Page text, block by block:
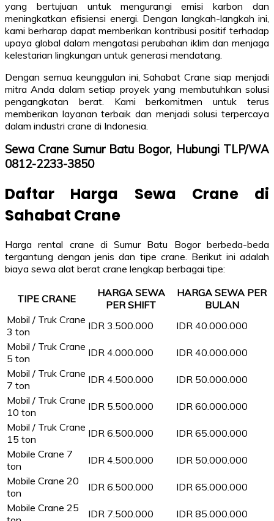
yang bertujuan untuk mengurangi emisi karbon dan
meningkatkan efisiensi energi. Dengan langkah-langkah ini,
kami berharap dapat memberikan kontribusi positif terhadap
upaya global dalam mengatasi perubahan iklim dan menjaga
kelestarian lingkungan untuk generasi mendatang.
Dengan semua keunggulan ini, Sahabat Crane siap menjadi
mitra Anda dalam setiap proyek yang membutuhkan solusi
pengangkatan berat. Kami berkomitmen untuk terus
memberikan layanan terbaik dan menjadi solusi terpercaya
dalam industri crane di Indonesia.
Sewa Crane Sumur Batu Bogor, Hubungi TLP/WA
0812-2233-3850
Daftar Harga Sewa Crane di
Sahabat Crane
Harga rental crane di Sumur Batu Bogor berbeda-beda
tergantung dengan jenis dan tipe crane. Berikut ini adalah
biaya sewa alat berat crane lengkap berbagai tipe:
TIPE CRANE
HARGA SEWA
PER SHIFT
HARGA SEWA PER
BULAN
Mobil / Truk Crane
3 ton
IDR 3.500.000
IDR 40.000.000
Mobil / Truk Crane
5 ton
IDR 4.000.000
IDR 40.000.000
Mobil / Truk Crane
7 ton
IDR 4.500.000
IDR 50.000.000
Mobil / Truk Crane
10 ton
IDR 5.500.000
IDR 60.000.000
Mobil / Truk Crane
15 ton
IDR 6.500.000
IDR 65.000.000
Mobile Crane 7
ton
IDR 4.500.000
IDR 50.000.000
Mobile Crane 20
ton
IDR 6.500.000
IDR 65.000.000
Mobile Crane 25
IDR 7.500.000 IDR 85.000.000